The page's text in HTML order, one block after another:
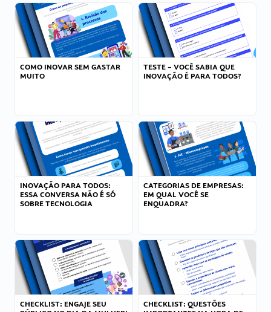
COMO INOVAR SEM GASTAR
MUITO
TESTE – VOCÊ SABIA QUE
INOVAÇÃO É PARA TODOS?
INOVAÇÃO PARA TODOS:
ESSA CONVERSA NÃO É SÓ
SOBRE TECNOLOGIA
CATEGORIAS DE EMPRESAS:
EM QUAL VOCÊ SE
ENQUADRA?
CHECKLIST: ENGAJE SEU
CHECKLIST: QUESTÕES